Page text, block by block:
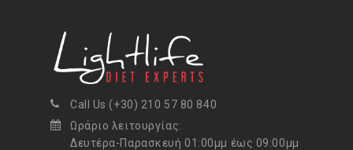
Call Us (+30) 210 57 80 840
Ωράριο λειτουργίας:
Δευτέρα-Παρασκευή 01:00μμ έως 09:00μμ